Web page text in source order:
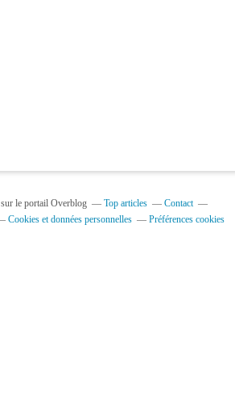
sur le portail Overblog Top articles
Contact
Cookies et données personnelles Préférences cookies